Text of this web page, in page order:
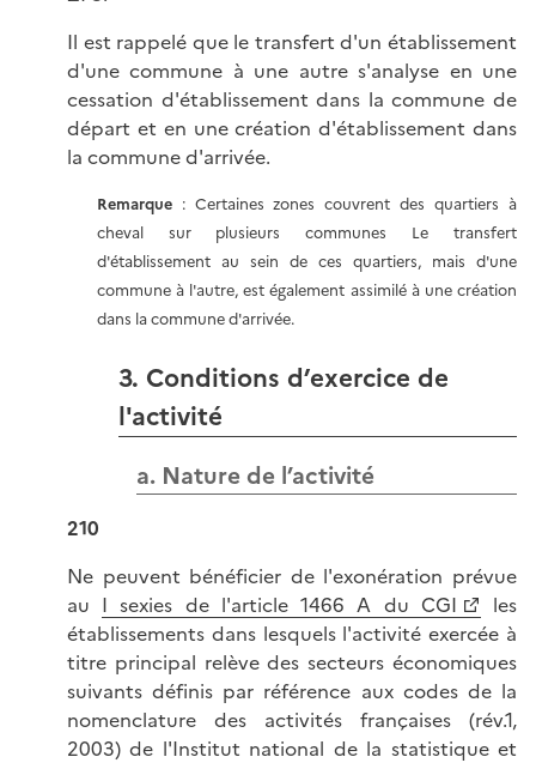
Il est rappelé que le transfert d'un établissement
d'une commune à une autre s'analyse en une
cessation d'établissement dans la commune de
départ et en une création d'établissement dans
la commune d'arrivée.
Remarque: Certaines zones couvrent des quartiers à
cheval sur plusieurs communes Le transfert
d'établissement au sein de ces quartiers, mais d'une
commune à l'autre, est également assimilé à une création
dans la commune d'arrivée.
3. Conditions d’exercice de
l'activité
a. Nature de l’activité
210
Ne peuvent bénéficier de l'exonération prévue
au I sexies de l'article 1466 A du CGI
les
établissements dans lesquels l'activité exercée à
titre principal relève des secteurs économiques
suivants définis par référence aux codes de la
nomenclature des activités françaises (rév.1,
2003) de l'Institut national de la statistique et